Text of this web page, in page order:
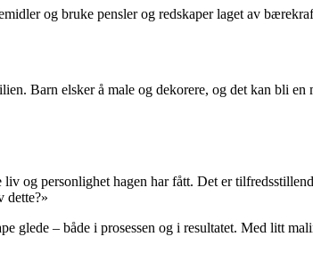
og bruke pensler og redskaper laget av
Barn elsker å male og dekorere, og det kan bli
og personlighet hagen har fått. Det er
dette?»
glede – både i prosessen og i resultatet. Med litt